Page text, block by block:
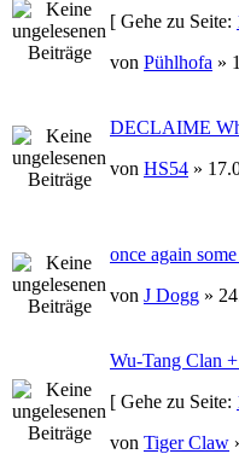
[ Gehe zu Seite:
von Pühlhofa »
DECLAIME
von HS54 »
once again
von J Dogg »
Wu-Tang Clan
[ Gehe zu Seite:
von Tiger Claw